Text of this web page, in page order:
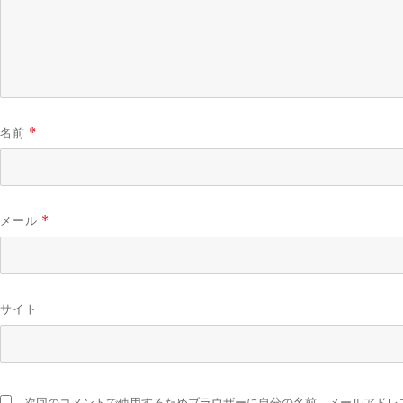
名前 *
メール *
サイト